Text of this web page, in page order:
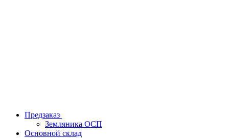
Предзаказ
Земляника ОСП
Основной склад